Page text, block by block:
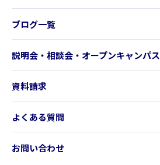
ブログ一覧
説明会・相談会・オープンキャンパス
資料請求
よくある質問
お問い合わせ